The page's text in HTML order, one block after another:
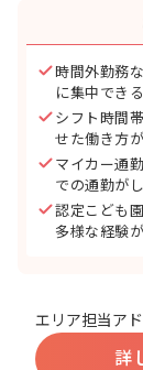
時間外勤務
に集中でき
シフト時間
せた働き方
マイカー通
での通勤が
認定こども
多様な経験
エリア担当ア
詳